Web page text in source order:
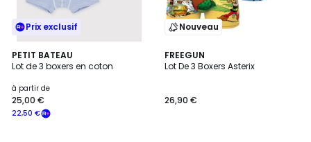
Prix exclusif
PETIT BATEAU
Lot de 3 boxers en coton
à partir de
22,50 €
25,00 €
Nouveau
FREEGUN
Lot De 3 Boxers Asterix
26,90 €